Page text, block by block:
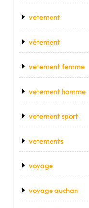
vetement
vétement
vetement femme
vetement homme
vetement sport
vetements
voyage
voyage auchan